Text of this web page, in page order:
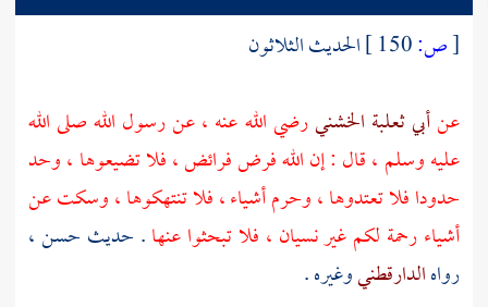
[ص:
الحديث الثلاثون
عنأبي ثعلبة الخشنيرضي الله عنه ، عن رسول الله صلى الله
عليه وسلم ، قال : إن الله فرض فرائض ، فلا تضيعوها ، وحد
حدودا فلا تعتدوها ، وحرم أشياء ، فلا تنتهكوها ، وسكت عن
أشياء رحمة لكم غير نسيان ، فلا تبحثوا عنها. حديث حسن ،
رواهالدارقطنيوغيره .